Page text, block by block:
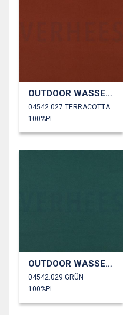
OUTDOOR WASSERDICHT
04542.027 TERRACOTTA
100%PL
OUTDOOR WASSERDICHT
04542.029 GRÜN
100%PL